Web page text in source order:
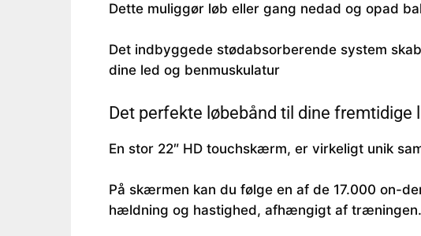
Dette muliggør løb eller gang nedad og opad
Det indbyggede stødabsorberende system
dine led og benmuskulatur
Det perfekte løbebånd til dine fremtidige
En stor 22″ HD touchskærm, er virkeligt unik
På skærmen kan du følge en af de 17.000 on-
hældning og hastighed, afhængigt af træningen.